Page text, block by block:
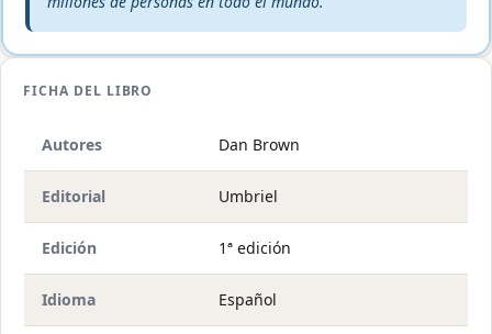
FICHA DEL LIBRO
Autores Dan Brown
Editorial Umbriel
Edición 1ª edición
Idioma Español